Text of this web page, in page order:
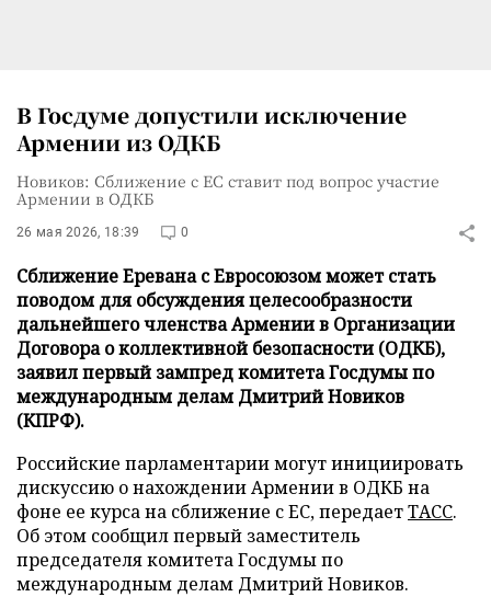
В Госдуме допустили исключение
Армении из ОДКБ
Новиков: Сближение с ЕС ставит под вопрос участие
Армении в ОДКБ
26 мая 2026, 18:39 0
Сближение Еревана с Евросоюзом может стать
поводом для обсуждения целесообразности
дальнейшего членства Армении в Организации
Договора о коллективной безопасности (ОДКБ),
заявил первый зампред комитета Госдумы по
международным делам Дмитрий Новиков
(КПРФ).
Российские парламентарии могут инициировать
дискуссию о нахождении Армении в ОДКБ на
фоне ее курса на сближение с ЕС, передаетТАСС.
Об этом сообщил первый заместитель
председателя комитета Госдумы по
международным делам Дмитрий Новиков.